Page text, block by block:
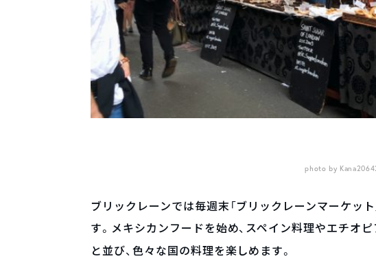
photo by
ブリックレーンでは毎週末「ブリックレーンマーケッ
す。メキシカンフードを始め、スペイン料理やエチオピ
と並び、色々な国の料理を楽しめます。